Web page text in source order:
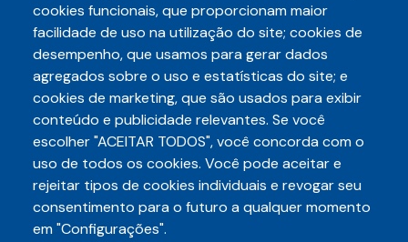
Telefone
(85)3248-5657
E-mail
auditece@auditece.org.br
cookies funcionais, que proporcionam maior
facilidade de uso na utilização do site; cookies de
desempenho, que usamos para gerar dados
agregados sobre o uso e estatísticas do site; e
cookies de marketing, que são usados para exibir
conteúdo e publicidade relevantes. Se você
escolher "ACEITAR TODOS", você concorda com o
uso de todos os cookies. Você pode aceitar e
rejeitar tipos de cookies individuais e revogar seu
consentimento para o futuro a qualquer momento
em "Configurações".